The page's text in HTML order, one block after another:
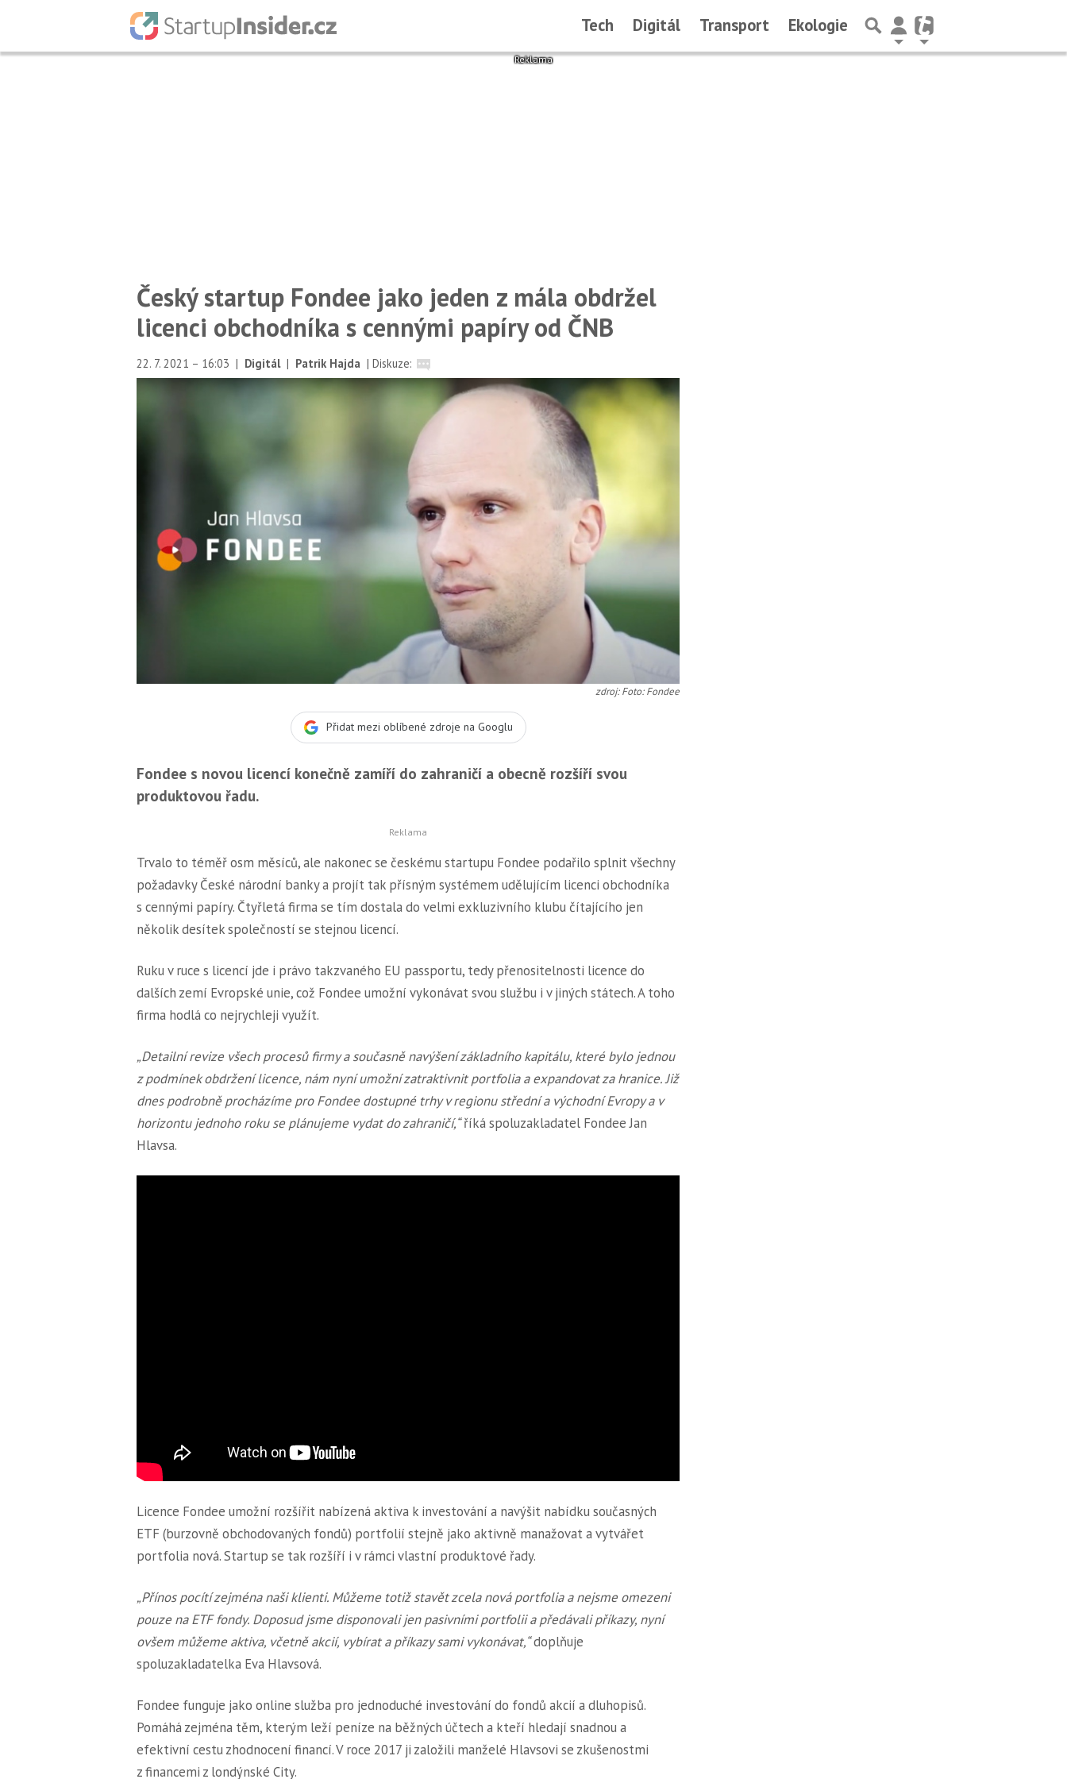
Tech Digitál Transport Ekologie
Český startup Fondee jako jeden z mála obdržel
licenci obchodníka s cennými papíry od ČNB
22. 7. 2021 – 16:03 | Digitál | Patrik Hajda | Diskuze:
zdroj: Foto: Fondee
Přidat mezi oblíbené zdroje na Googlu
Fondee s novou licencí konečně zamíří do zahraničí a obecně rozšíří svou
produktovou řadu.
Trvalo to téměř osm měsíců, ale nakonec se českému startupu Fondee podařilo splnit všechny
požadavky České národní banky a projít tak přísným systémem udělujícím licenci obchodníka
s cennými papíry. Čtyřletá firma se tím dostala do velmi exkluzivního klubu čítajícího jen
několik desítek společností se stejnou licencí.
Ruku v ruce s licencí jde i právo takzvaného EU passportu, tedy přenositelnosti licence do
dalších zemí Evropské unie, což Fondee umožní vykonávat svou službu i v jiných státech. A toho
firma hodlá co nejrychleji využít.
„Detailní revize všech procesů firmy a současně navýšení základního kapitálu, které bylo jednou
z podmínek obdržení licence, nám nyní umožní zatraktivnit portfolia a expandovat za hranice. Již
dnes podrobně procházíme pro Fondee dostupné trhy v regionu střední a východní Evropy a v
horizontu jednoho roku se plánujeme vydat do zahraničí,“ říká spoluzakladatel Fondee Jan
Hlavsa.
Licence Fondee umožní rozšířit nabízená aktiva k investování a navýšit nabídku současných
ETF (burzovně obchodovaných fondů) portfolií stejně jako aktivně manažovat a vytvářet
portfolia nová. Startup se tak rozšíří i v rámci vlastní produktové řady.
„Přínos pocítí zejména naši klienti. Můžeme totiž stavět zcela nová portfolia a nejsme omezeni
pouze na ETF fondy. Doposud jsme disponovali jen pasivními portfolii a předávali příkazy, nyní
ovšem můžeme aktiva, včetně akcií, vybírat a příkazy sami vykonávat,“doplňuje
spoluzakladatelka Eva Hlavsová.
Fondee funguje jako online služba pro jednoduché investování do fondů akcií a dluhopisů.
Pomáhá zejména těm, kterým leží peníze na běžných účtech a kteří hledají snadnou a
efektivní cestu zhodnocení financí. V roce 2017 ji založili manželé Hlavsovi se zkušenostmi
z financemi z londýnské City.